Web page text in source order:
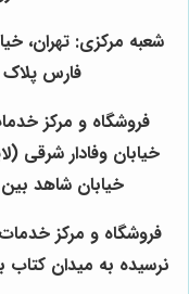
شعبه مرکزی: تهران،
فارس پلاک ۱۴۵ ساختمان چرخ و
فروشگاه و مرکز
خیابان وفادار شرقی
خیابان شاهد بین
فروشگاه و مرکز
نرسیده به میدان کتاب